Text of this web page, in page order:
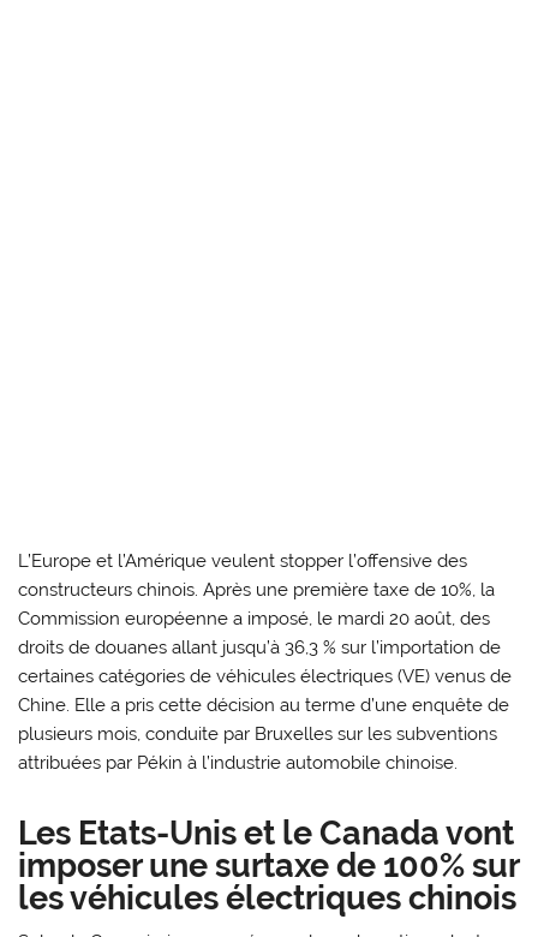
L’Europe et l’Amérique veulent stopper l’offensive des
constructeurs chinois. Après une première taxe de 10%, la
Commission européenne a imposé, le mardi 20 août, des
droits de douanes allant jusqu’à 36,3 % sur l’importation de
certaines catégories de véhicules électriques (VE) venus de
Chine. Elle a pris cette décision au terme d’une enquête de
plusieurs mois, conduite par Bruxelles sur les subventions
attribuées par Pékin à l’industrie automobile chinoise.
Les Etats-Unis et le Canada vont
imposer une surtaxe de 100% sur
les véhicules électriques chinois